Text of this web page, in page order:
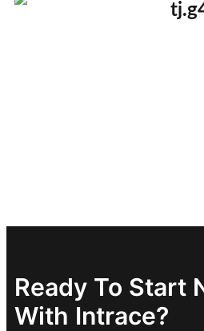
Ready To Start
With Intrace?